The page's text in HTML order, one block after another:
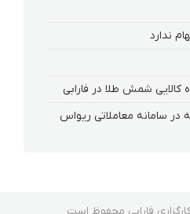
ندارد
کالایی شمش طلا در فارابی
سامانه معاملاتی ریواس